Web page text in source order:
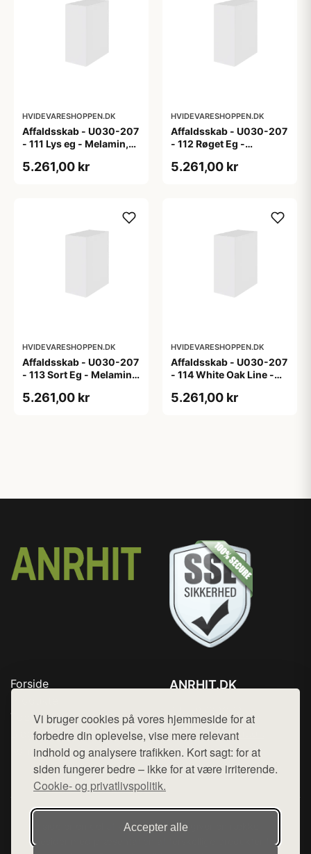
Vi bruger cookies på vores hjemmeside for at
forbedre din oplevelse, vise mere relevant
indhold og analysere trafikken. Kort sagt: for at
siden fungerer bedre – ikke for at være irriterende.
Cookie- og privatlivspolitik.
Accepter alle
HVIDEVARESHOPPEN.DK
Affaldsskab - U030-207
- 111 Lys eg - Melamin,
5.261,00 kr
HVIDEVARESHOPPEN.DK
Affaldsskab - U030-207
- 112 Røget Eg -
5.261,00 kr
HVIDEVARESHOPPEN.DK
Affaldsskab - U030-207
- 113 Sort Eg - Melamin,
5.261,00 kr
HVIDEVARESHOPPEN.DK
Affaldsskab - U030-207
- 114 White Oak Line -
5.261,00 kr
Forside
Top Rabatter
Blog
Kontakt
ANRHIT.DK
Mail: hej@want.dk
Cookie- og privatlivspolitik
Denne side er en del af want.dk, der udgiver en række
hjemmesider med præsentation af forskellige produkter fra